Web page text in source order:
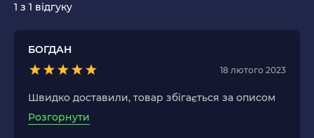
1 з 1 відгуку
БОГДАН
18 лютого 2023
Швидко доставили, товар збігається за описом
Розгорнути